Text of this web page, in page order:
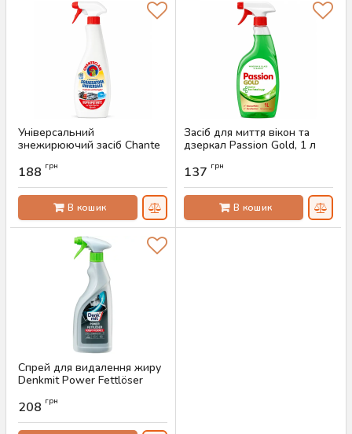
Універсальний
знежирюючий засіб Chante
Артикул:
188 грн
В кошик
Засіб для миття вікон та
дзеркал Passion Gold, 1 л
137 грн
В кошик
Спрей для видалення жиру
Denkmit Power Fettlöser
Артикул:
208 грн